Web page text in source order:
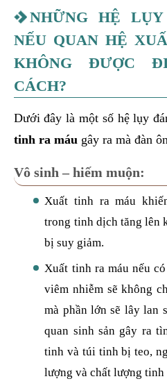
NHỮNG HỆ
NẾU QUAN HỆ
KHÔNG ĐƯỢC
CÁCH?
Dưới đây là một số hệ lụy
tinh ra máugây ra mà đàn
Vô sinh – hiếm muộn:
Xuất tinh ra máu
trong tinh dịch tăng lên
bị suy giảm.
Xuất tinh ra máu nếu
viêm nhiễm sẽ không
mà phần lớn sẽ lây lan
quan sinh sản gây ra
tinh và túi tinh bị teo,
lượng và chất lượng tinh